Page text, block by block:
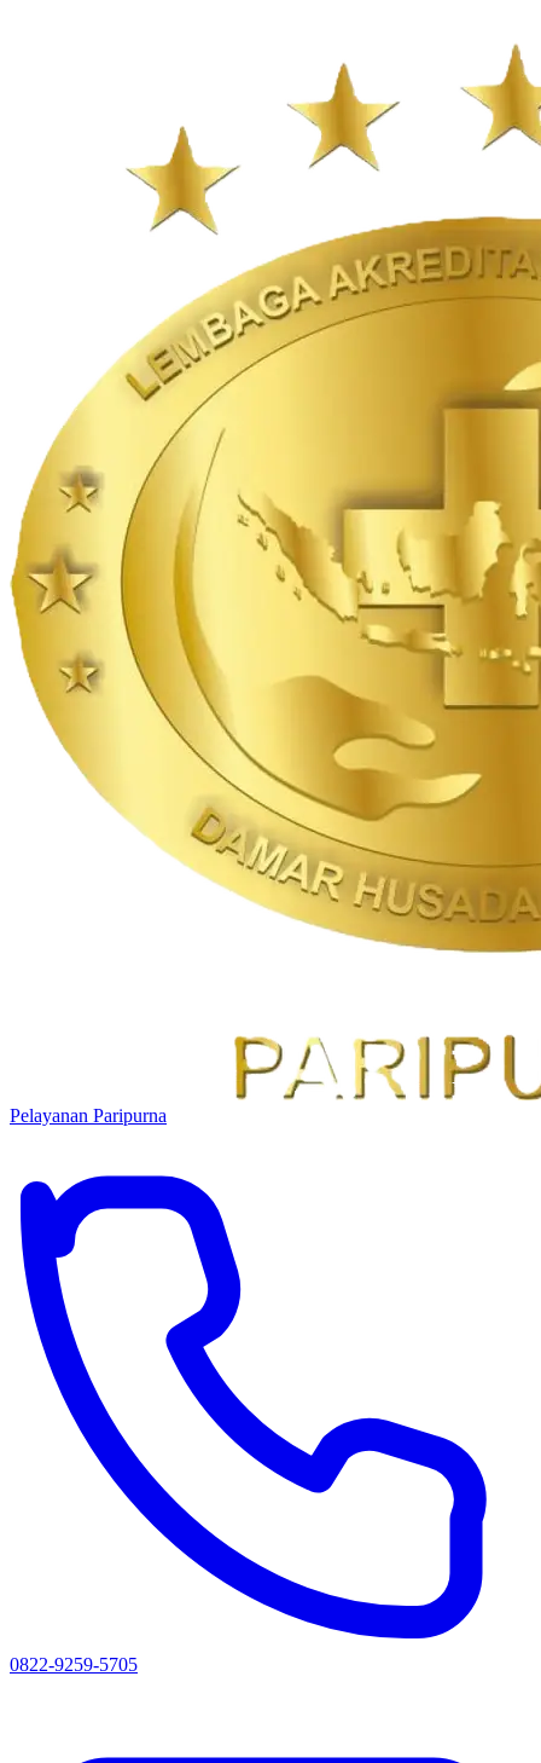
Pelayanan Paripurna
0822-9259-5705